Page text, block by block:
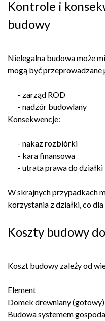
Kontrole i
budowy
Nielegalna budowa może
mogą być przeprowadzane
- zarząd ROD
- nadzór budowlany
Konsekwencje:
- nakaz rozbiórki
- kara finansowa
- utrata prawa do działki
W skrajnych przypadkach
korzystania z działki, co
Koszty budowy
Koszt budowy zależy od
Element
Domek drewniany (gotowy)
Budowa systemem